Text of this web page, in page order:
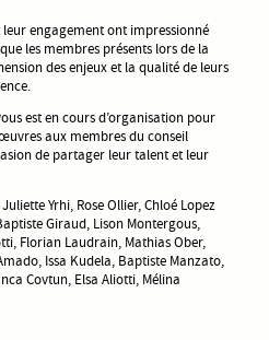
engagement ont impressionné
les membres présents lors de la
des enjeux et la qualité de leurs
est en cours d’organisation pour
aux membres du conseil
de partager leur talent et leur
Yrhi, Rose Ollier, Chloé Lopez
Giraud, Lison Montergous,
Florian Laudrain, Mathias Ober,
Issa Kudela, Baptiste Manzato,
Covtun, Elsa Aliotti, Mélina